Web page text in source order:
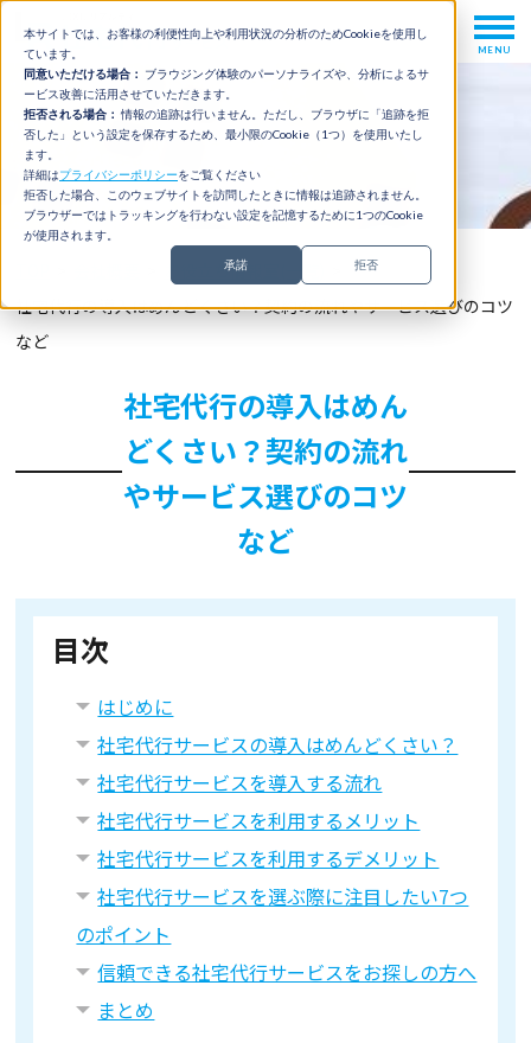
本サイトでは、お客様の利便性向上や利用状況の分析のためCookieを使用し
ています。
同意いただける場合： ブラウジング体験のパーソナライズや、分析によるサ
ービス改善に活用させていただきます。
拒否される場合： 情報の追跡は行いません。ただし、ブラウザに「追跡を拒
否した」という設定を保存するため、最小限のCookie（1つ）を使用いたし
ます。
詳細はプライバシーポリシーをご覧ください
拒否した場合、このウェブサイトを訪問したときに情報は追跡されません。
ブラウザーではトラッキングを行わない設定を記憶するために1つのCookie
が使用されます。
承諾 拒否
MENU
お役立ち情報室(一覧)
社宅代行の導入はめんどくさい？契約の流れやサービス選びのコツ
など
社宅代行の導入はめん
どくさい？契約の流れ
やサービス選びのコツ
など
目次
はじめに
社宅代行サービスの導入はめんどくさい？
社宅代行サービスを導入する流れ
社宅代行サービスを利用するメリット
社宅代行サービスを利用するデメリット
社宅代行サービスを選ぶ際に注目したい7つ
のポイント
信頼できる社宅代行サービスをお探しの方へ
まとめ